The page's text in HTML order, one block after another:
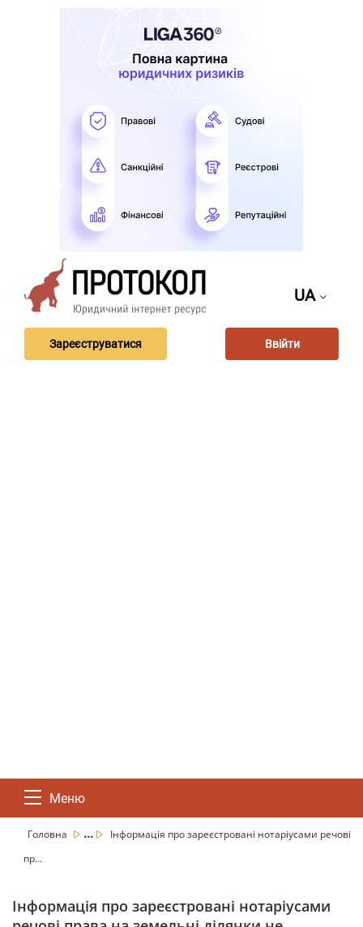
UA
Зареєструватися Ввійти
Меню
Головна ...
Інформація про зареєстровані нотаріусами речові
пр...
Інформація про зареєстровані нотаріусами